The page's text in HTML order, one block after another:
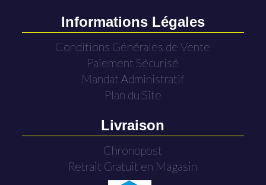
Informations Légales
Conditions Générales de Vente
Paiement Sécurisé
Mandat Administratif
Plan du Site
Livraison
Chronopost
Retrait Gratuit en Magasin